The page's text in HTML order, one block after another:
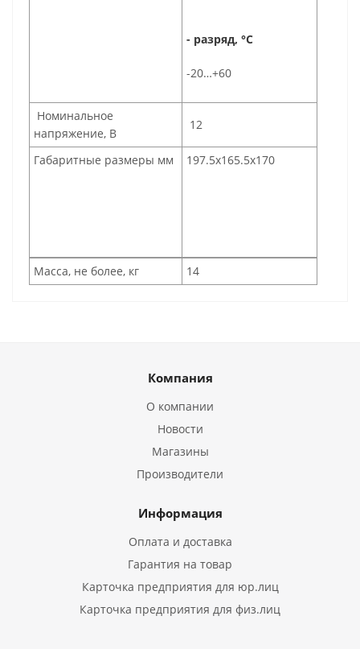
- разряд, °С
-20…+60
Номинальное
напряжение, В
12
Габаритные размеры мм 197.5х165.5х170
Масса, не более, кг 14
Компания
О компании
Новости
Магазины
Производители
Информация
Оплата и доставка
Гарантия на товар
Карточка предприятия для юр.лиц
Карточка предприятия для физ.лиц